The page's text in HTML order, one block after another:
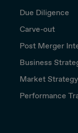
Due Diligence
Carve-out
Post Merger
Business
Market
Performance